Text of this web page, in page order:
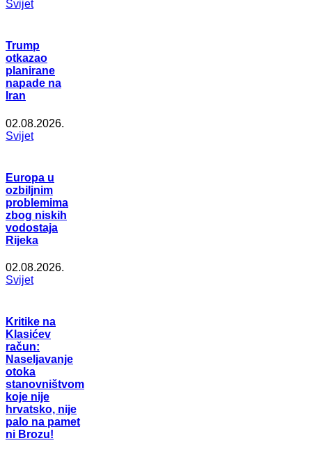
Svijet
Trump
otkazao
planirane
napade na
Iran
02.08.2026.
Svijet
Europa u
ozbiljnim
problemima
zbog niskih
vodostaja
Rijeka
02.08.2026.
Svijet
Kritike na
Klasićev
račun:
Naseljavanje
otoka
stanovništvom
koje nije
hrvatsko, nije
palo na pamet
ni Brozu!